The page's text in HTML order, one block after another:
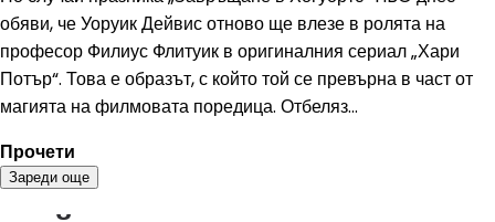
обяви, че Уоруик Дейвис отново ще влезе в ролята на
професор Филиус Флитуик в оригиналния сериал „Хари
Потър“. Това е образът, с който той се превърна в част от
магията на филмовата поредица. Отбеляз...
Прочети
Зареди още